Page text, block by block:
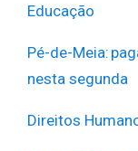
Educação
Pé-de-Meia:
nesta segunda
Direitos